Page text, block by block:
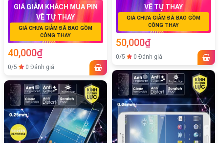
VỀ TỰ THAY
GIÁ CHƯA GIẢM ĐÃ BAO GỒM
CÔNG THAY
50,000₫
0/5 0 Đánh giá
GIÁ GIẢM KHÁCH MUA PIN
VỀ TỰ THAY
GIÁ CHƯA GIẢM ĐÃ BAO GỒM
CÔNG THAY
40,000₫
0/5 0 Đánh giá